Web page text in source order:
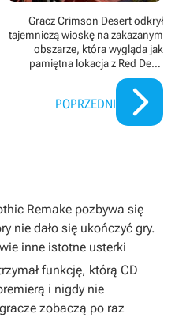
Gracz Crimson Desert odkrył
tajemniczą wioskę na zakazanym
obszarze, która wygląda jak
pamiętna lokacja z Red Dead
Redemption 2. Społeczność ma
wielkie nadzieje
POPRZEDNI
Remake pozbywa się
nie dało się ukończyć gry.
inne istotne usterki
funkcję, którą CD
i nigdy nie
zobaczą po raz